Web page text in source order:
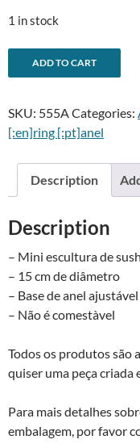
1 in stock
sushi
de
salmão
Salmon
maki
ring
quantity
ADD TO CART
e
a
t
e
SKU: 555ACategories:
[:en]ring [:pt]anel
Description
Description
– Mini escultura de
– 15 cm de diâmetro
– Base de anel
– Não é comestà­vel
Todos os produtos são
quiser uma peça criada
Para mais detalhes
embalagem, por favor